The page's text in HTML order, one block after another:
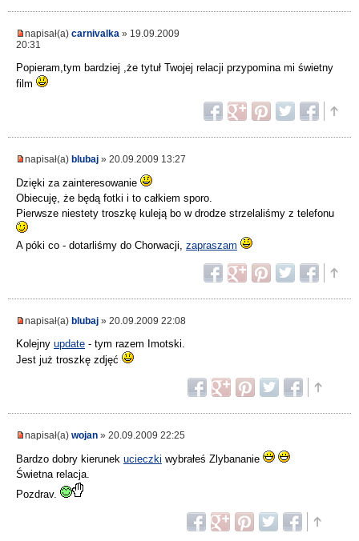
napisał(a) carnivalka » 19.09.2009
20:31
Popieram,tym bardziej ,że tytuł Twojej relacji przypomina mi świetny
film
napisał(a) blubaj » 20.09.2009 13:27
Dzięki za zainteresowanie
Obiecuję, że będą fotki i to całkiem sporo.
Pierwsze niestety troszkę kuleją bo w drodze strzelaliśmy z telefonu
A póki co - dotarliśmy do Chorwacji, zapraszam
napisał(a) blubaj » 20.09.2009 22:08
Kolejny update - tym razem Imotski.
Jest już troszkę zdjęć
napisał(a) wojan » 20.09.2009 22:25
Bardzo dobry kierunek ucieczki wybrałeś Zlybananie
Świetna relacja.
Pozdrav.